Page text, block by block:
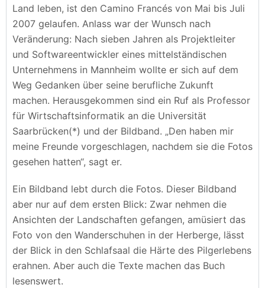
Land leben, ist den Camino Francés von Mai bis Juli
2007 gelaufen. Anlass war der Wunsch nach
Veränderung: Nach sieben Jahren als Projektleiter
und Softwareentwickler eines mittelständischen
Unternehmens in Mannheim wollte er sich auf dem
Weg Gedanken über seine berufliche Zukunft
machen. Herausgekommen sind ein Ruf als Professor
für Wirtschaftsinformatik an die Universität
Saarbrücken(*) und der Bildband. „Den haben mir
meine Freunde vorgeschlagen, nachdem sie die Fotos
gesehen hatten“, sagt er.
Ein Bildband lebt durch die Fotos. Dieser Bildband
aber nur auf dem ersten Blick: Zwar nehmen die
Ansichten der Landschaften gefangen, amüsiert das
Foto von den Wanderschuhen in der Herberge, lässt
der Blick in den Schlafsaal die Härte des Pilgerlebens
erahnen. Aber auch die Texte machen das Buch
lesenswert.